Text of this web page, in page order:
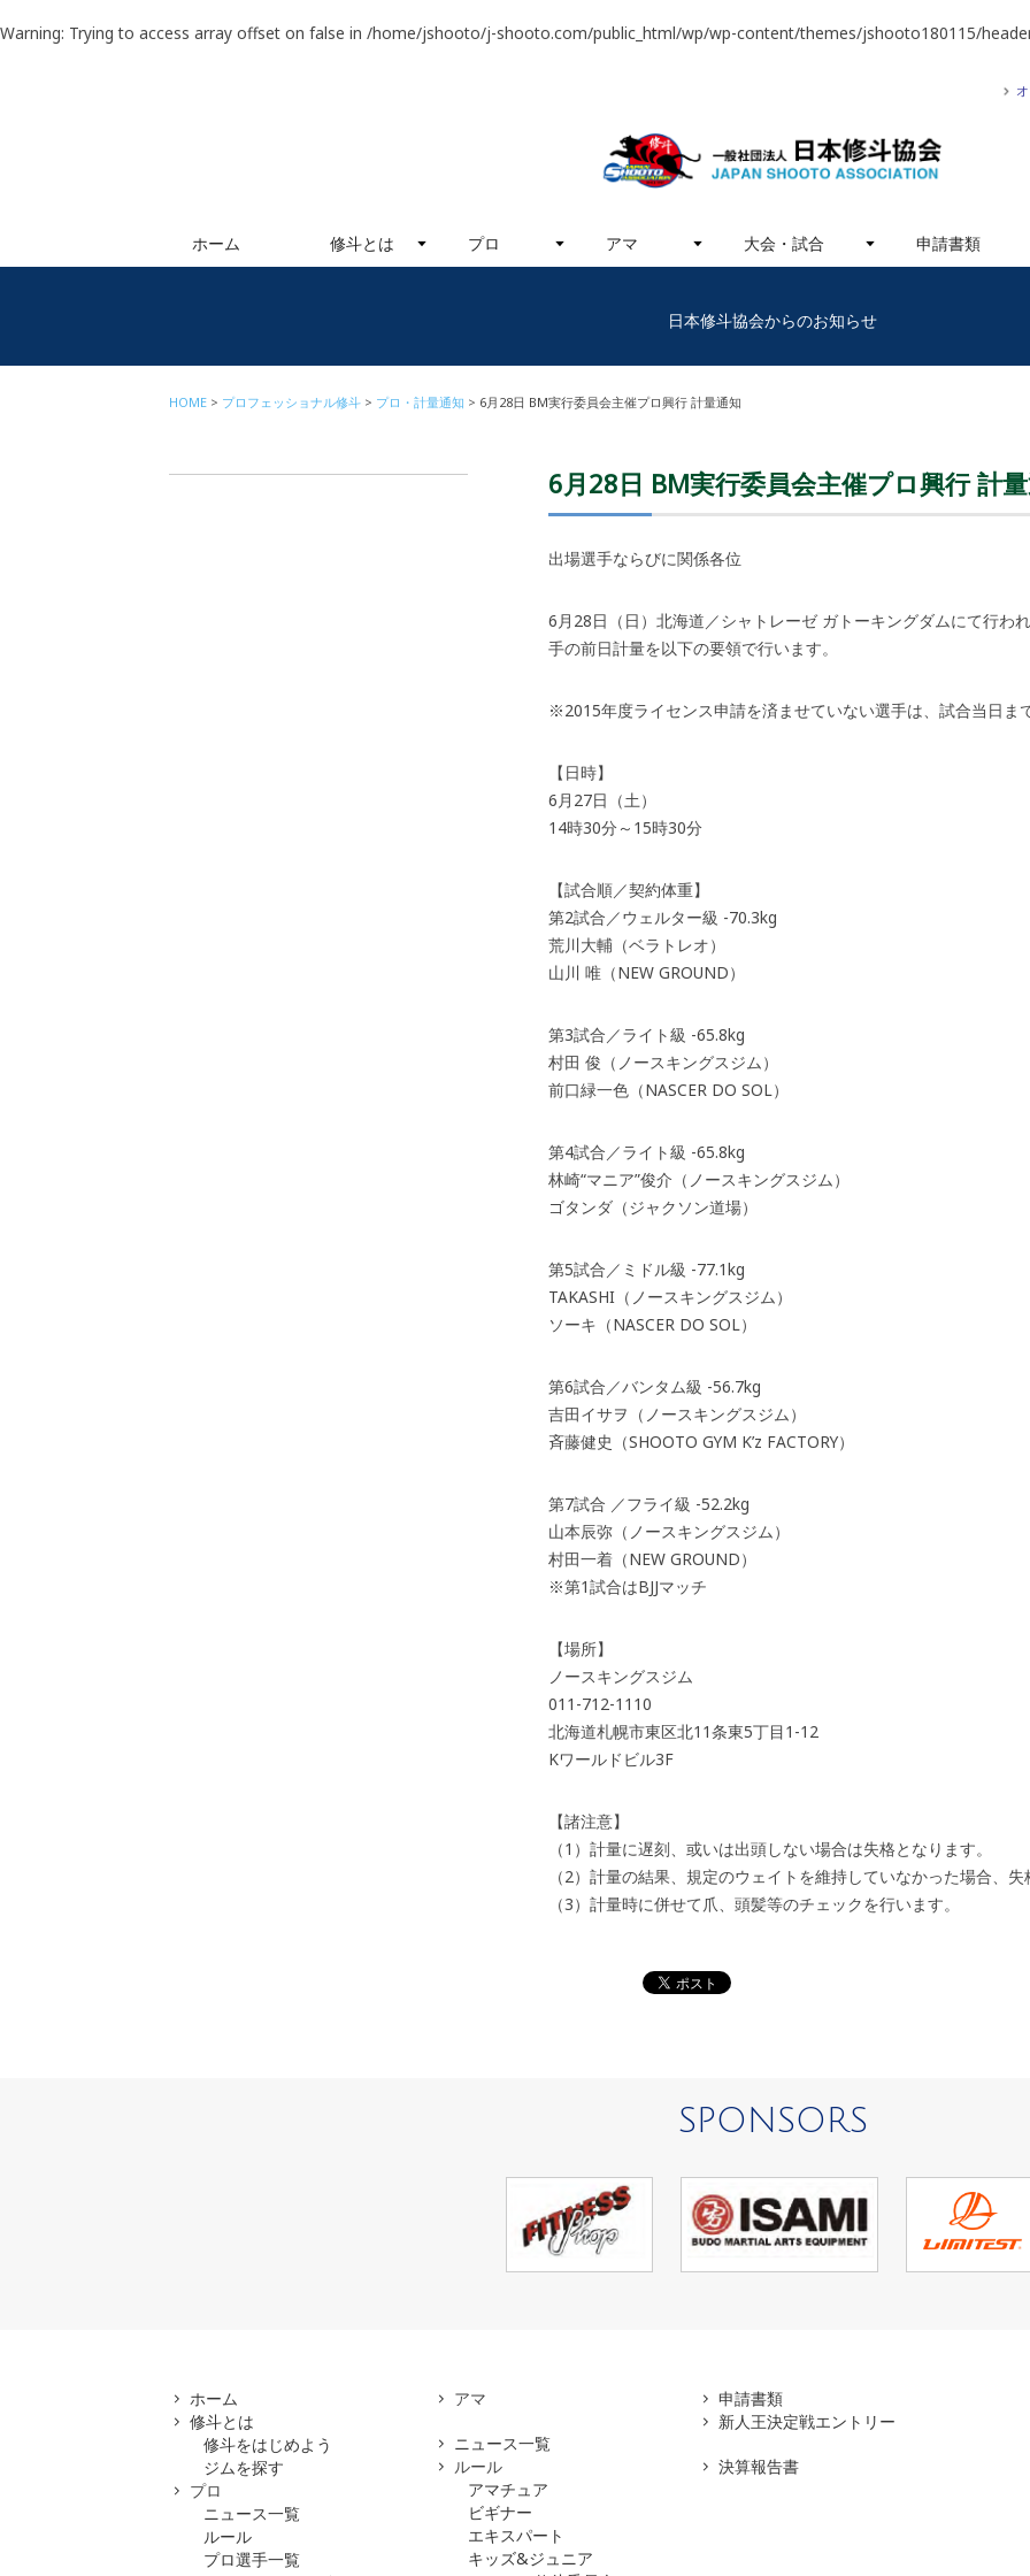
Warning: Trying to access array offset on false in /home/jshooto/j-shooto.com/public_html/wp/wp-content/themes/jshooto180115/
ホーム 修斗とは プロ アマ 大会・試合 申請書類
日本修斗協会からのお知らせ
HOME プロフェッショナル修斗 プロ・計量通知 6月28日 BM実行委員会主催プロ興行 計量通知
6月28日 BM実行委員会主催プロ興行 計
出場選手ならびに関係各位
6月28日（日）北海道／シャトレーゼ ガトーキングダムにて行わ
手の前日計量を以下の要領で行います。
※2015年度ライセンス申請を済ませていない選手は、試合当日ま
【日時】
6月27日（土）
14時30分～15時30分
【試合順／契約体重】
第2試合／ウェルター級 -70.3kg
荒川大輔（ベラトレオ）
山川 唯（NEW GROUND）
第3試合／ライト級 -65.8kg
村田 俊（ノースキングスジム）
前口緑一色（NASCER DO SOL）
第4試合／ライト級 -65.8kg
林崎“マニア”俊介（ノースキングスジム）
ゴタンダ（ジャクソン道場）
第5試合／ミドル級 -77.1kg
TAKASHI（ノースキングスジム）
ソーキ（NASCER DO SOL）
第6試合／バンタム級 -56.7kg
吉田イサヲ（ノースキングスジム）
斉藤健史（SHOOTO GYM K’z FACTORY）
第7試合 ／フライ級 -52.2kg
山本辰弥（ノースキングスジム）
村田一着（NEW GROUND）
※第1試合はBJJマッチ
【場所】
ノースキングスジム
011-712-1110
北海道札幌市東区北11条東5丁目1-12
Kワールドビル3F
【諸注意】
（1）計量に遅刻、或いは出頭しない場合は失格となります。
（2）計量の結果、規定のウェイトを維持していなかった場合、失
（3）計量時に併せて爪、頭髪等のチェックを行います。
SPONSORS
ホーム
修斗とは
修斗をはじめよう
ジムを探す
プロ
ニュース一覧
ルール
プロ選手一覧
アマ
ニュース一覧
ルール
アマチュア
ビギナー
エキスパート
キッズ&ジュニア
申請書類
新人王決定戦エントリー
決算報告書